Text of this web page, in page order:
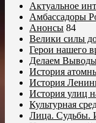
Актуальное
Амбассадоры
Анонсы 84
Велики силы
Герои нашего
Делаем
История
История
История улиц
Культурная
Лица. Судьбы.